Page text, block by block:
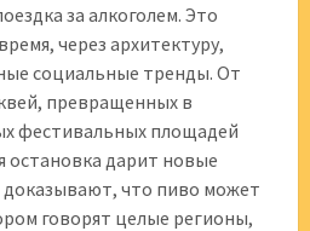
за алкоголем. Это
через архитектуру,
социальные тренды. От
превращенных в
фестивальных площадей
остановка дарит новые
что пиво может
говорят целые регионы,